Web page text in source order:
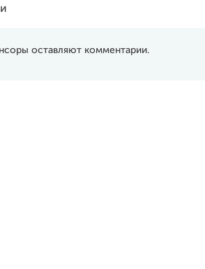
оставляют комментарии.